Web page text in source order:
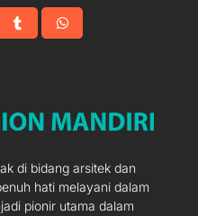
di bidang arsitek dan
hati melayani dalam
pionir utama dalam